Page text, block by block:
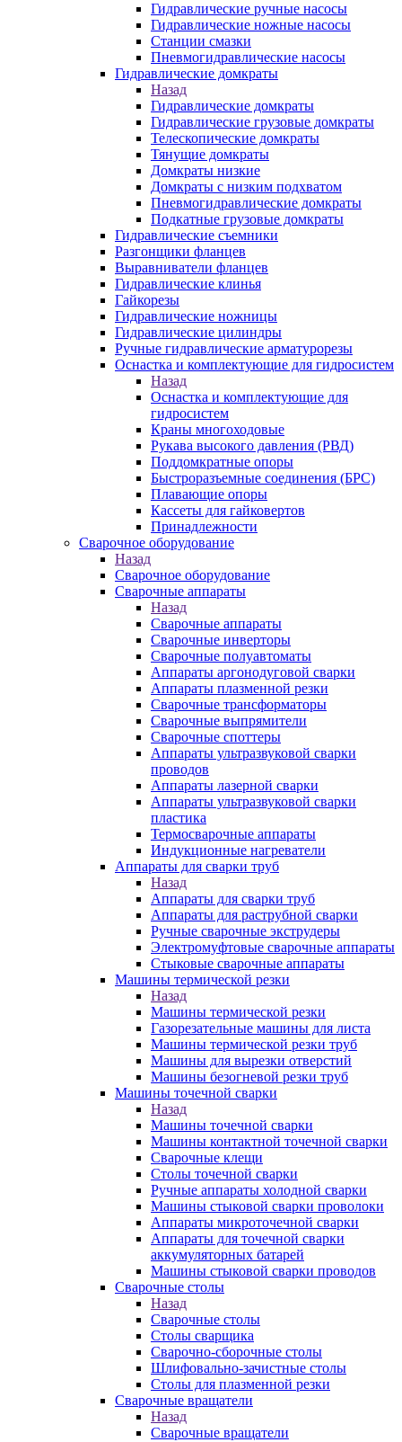
Гидравлические ручные насосы
Гидравлические ножные насосы
Станции смазки
Пневмогидравлические насосы
Гидравлические домкраты
Назад
Гидравлические домкраты
Гидравлические грузовые домкраты
Телескопические домкраты
Тянущие домкраты
Домкраты низкие
Домкраты с низким подхватом
Пневмогидравлические домкраты
Подкатные грузовые домкраты
Гидравлические съемники
Разгонщики фланцев
Выравниватели фланцев
Гидравлические клинья
Гайкорезы
Гидравлические ножницы
Гидравлические цилиндры
Ручные гидравлические арматурорезы
Оснастка и комплектующие для гидросистем
Назад
Оснастка и комплектующие для
гидросистем
Краны многоходовые
Рукава высокого давления (РВД)
Поддомкратные опоры
Быстроразъемные соединения (БРС)
Плавающие опоры
Кассеты для гайковертов
Принадлежности
Сварочное оборудование
Назад
Сварочное оборудование
Сварочные аппараты
Назад
Сварочные аппараты
Сварочные инверторы
Сварочные полуавтоматы
Аппараты аргонодуговой сварки
Аппараты плазменной резки
Сварочные трансформаторы
Сварочные выпрямители
Сварочные споттеры
Аппараты ультразвуковой сварки
проводов
Аппараты лазерной сварки
Аппараты ультразвуковой сварки
пластика
Термосварочные аппараты
Индукционные нагреватели
Аппараты для сварки труб
Назад
Аппараты для сварки труб
Аппараты для раструбной сварки
Ручные сварочные экструдеры
Электромуфтовые сварочные аппараты
Стыковые сварочные аппараты
Машины термической резки
Назад
Машины термической резки
Газорезательные машины для листа
Машины термической резки труб
Машины для вырезки отверстий
Машины безогневой резки труб
Машины точечной сварки
Назад
Машины точечной сварки
Машины контактной точечной сварки
Сварочные клещи
Столы точечной сварки
Ручные аппараты холодной сварки
Машины стыковой сварки проволоки
Аппараты микроточечной сварки
Аппараты для точечной сварки
аккумуляторных батарей
Машины стыковой сварки проводов
Сварочные столы
Назад
Сварочные столы
Столы сварщика
Сварочно-сборочные столы
Шлифовально-зачистные столы
Столы для плазменной резки
Сварочные вращатели
Назад
Сварочные вращатели